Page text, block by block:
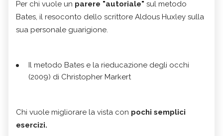
Per chi vuole un parere "autoriale" sul metodo
Bates, il resoconto dello scrittore Aldous Huxley sulla
sua personale guarigione.
Il metodo Bates e la rieducazione degli occhi
(2009) di Christopher Markert
Chi vuole migliorare la vista con pochi semplici
esercizi.